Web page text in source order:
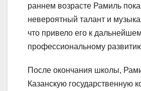
раннем возрасте Рамиль
невероятный талант и
что привело его к
профессиональному
После окончания школы,
Казанскую государственную